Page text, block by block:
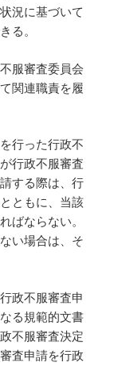
況に基づいて
る。
服審査委員会
関連職責を履
行った行政不
行政不服審査
する際は、行
ともに、当該
ばならない。
い場合は、そ
政不服審査申
る規範的文書
不服審査決定
査申請を行政